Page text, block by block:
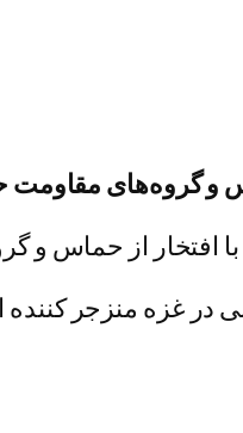
و گروه‌های
در غزه منزجر